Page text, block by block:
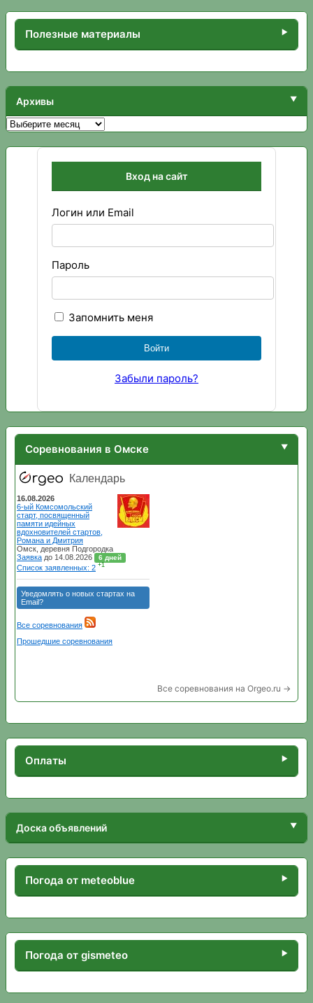
Полезные материалы
Архивы
Архивы
Вход на сайт
Логин или Email
Пароль
Запомнить меня
Забыли пароль?
Соревнования в Омске
Все соревнования на Orgeo.ru →
Оплаты
Доска объявлений
Погода от meteoblue
Погода от gismeteo